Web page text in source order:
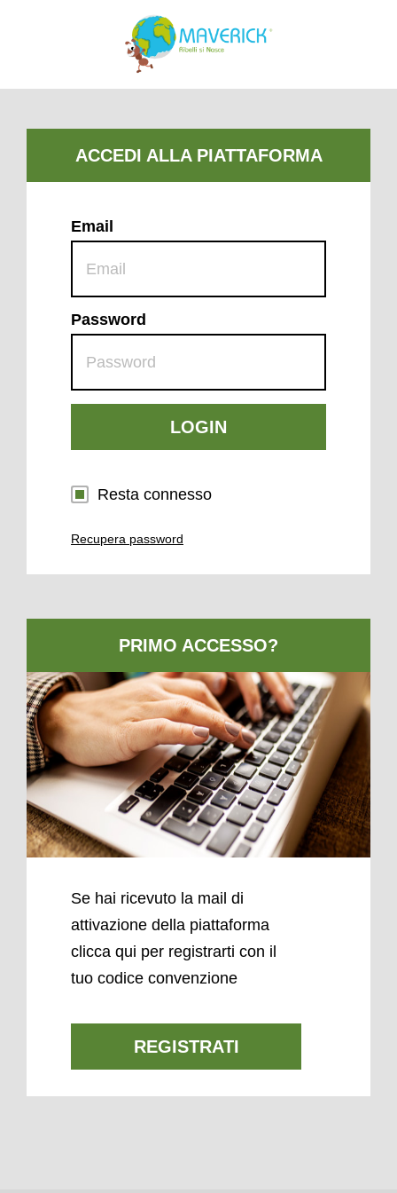
Email
Password
LOGIN
Resta connesso
Recupera password
Se hai ricevuto la mail di
attivazione della piattaforma
clicca qui per registrarti con il
tuo codice convenzione
REGISTRATI